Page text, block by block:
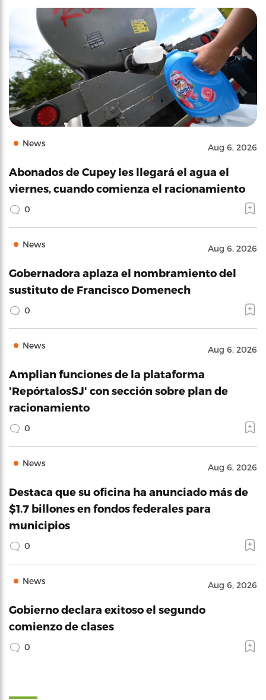
News Aug 6, 2026
Abonados de Cupey les llegará el agua el
viernes, cuando comienza el racionamiento
0
News Aug 6, 2026
Gobernadora aplaza el nombramiento del
sustituto de Francisco Domenech
0
News Aug 6, 2026
Amplian funciones de la plataforma
'RepórtalosSJ' con sección sobre plan de
racionamiento
0
News Aug 6, 2026
Destaca que su oficina ha anunciado más de
$1.7 billones en fondos federales para
municipios
0
News Aug 6, 2026
Gobierno declara exitoso el segundo
comienzo de clases
0